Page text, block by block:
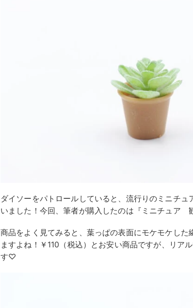
ダイソーをパトロールしていると、流行りのミニチュ
いました！今回、筆者が購入したのは『ミニチュア
商品をよく見てみると、葉っぱの表面にモケモケした
ますよね！￥110（税込）とお安い商品ですが、リア
す♡